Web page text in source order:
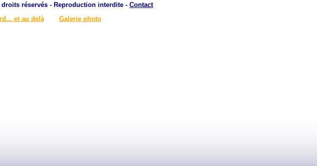
réservés - Reproduction interdite - Contact
et au delà Galerie photo